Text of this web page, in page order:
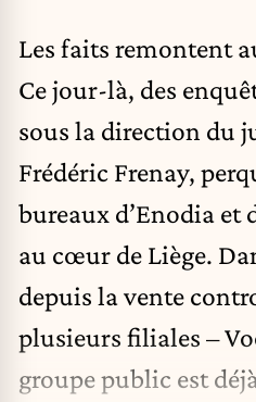
Les faits remontent
Ce jour-là, des
sous la direction du
Frédéric Frenay,
bureaux d’Enodia et
au cœur de Liège.
depuis la vente
plusieurs filiales –
groupe public est